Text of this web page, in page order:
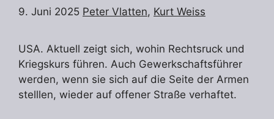
9. Juni 2025 Peter Vlatten, Kurt Weiss
USA. Aktuell zeigt sich, wohin Rechtsruck und
Kriegskurs führen. Auch Gewerkschaftsführer
werden, wenn sie sich auf die Seite der Armen
stelllen, wieder auf offener Straße verhaftet.